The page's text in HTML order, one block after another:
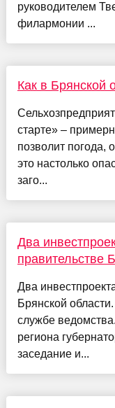
руководителем
филармонии ...
Как в Брянской
старте» –
позволит погода,
это настолько
заго...
Два
правительстве
Два
Брянской
службе
региона
заседание и...